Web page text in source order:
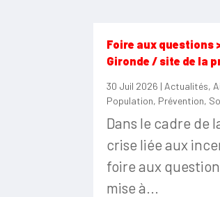
Foire aux questions
Gironde / site de la
30 Juil 2026 | Actualités,
Population, Prévention,
Dans le cadre de
crise liée aux
foire aux
mise à...